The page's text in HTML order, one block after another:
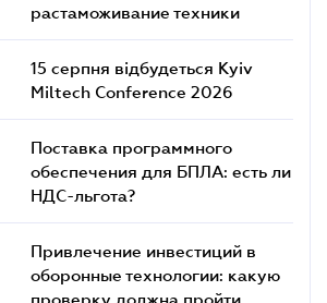
растаможивание техники
15 серпня відбудеться Kyiv
Miltech Conference 2026
Поставка программного
обеспечения для БПЛА: есть ли
НДС-льгота?
Привлечение инвестиций в
оборонные технологии: какую
проверку должна пройти